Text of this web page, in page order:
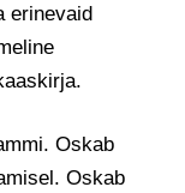
erinevaid
Oskab
Oskab